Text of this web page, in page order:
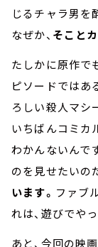
じるチャラ男を
なぜか、 そこと
たしかに原作で
ピソードではあ
ろしい殺人マシ
いちばんコミカ
わかんないんで
のを見せたいの
います。 ファブ
れは、遊びでや
あと、今回の映